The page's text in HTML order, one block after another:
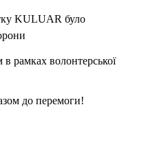
KULUAR було
рамках волонтерської
до перемоги!